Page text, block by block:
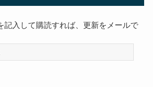
記入して購読すれば、更新をメールで